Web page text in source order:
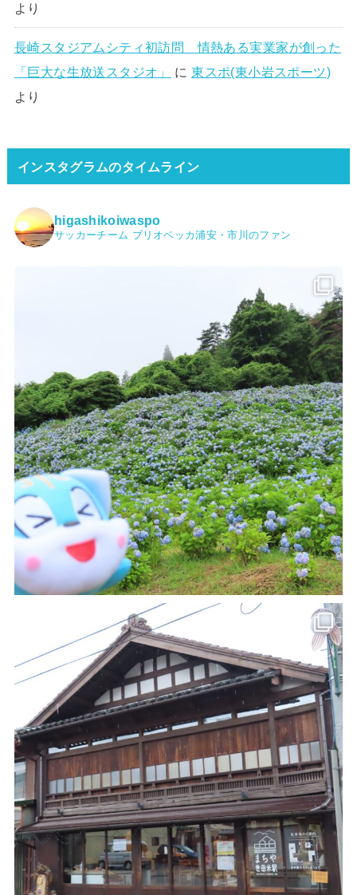
より
長崎スタジアムシティ初訪問 情熱ある実業家が創った
「巨大な生放送スタジオ」
に東スポ(東小岩スポーツ)
より
インスタグラムのタイムライン
higashikoiwaspo
サッカーチーム ブリオベッカ浦安・市川のファン